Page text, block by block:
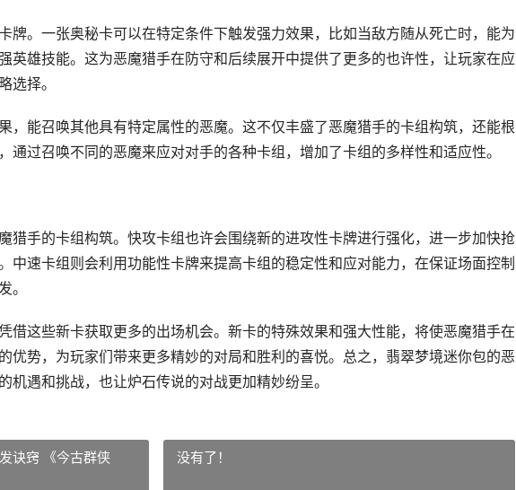
牌。一张奥秘卡可以在特定条件下触发强力效果，比如当敌方随从死亡时，能为
英雄技能。这为恶魔猎手在防守和后续展开中提供了更多的也许性，让玩家在应
选择。
，能召唤其他具有特定属性的恶魔。这不仅丰盛了恶魔猎手的卡组构筑，还能根
通过召唤不同的恶魔来应对对手的各种卡组，增加了卡组的多样性和适应性。
猎手的卡组构筑。快攻卡组也许会围绕新的进攻性卡牌进行强化，进一步加快抢
中速卡组则会利用功能性卡牌来提高卡组的稳定性和应对能力，在保证场面控制
。
借这些新卡获取更多的出场机会。新卡的特殊效果和强大性能，将使恶魔猎手在
优势，为玩家们带来更多精妙的对局和胜利的喜悦。总之，翡翠梦境迷你包的恶
机遇和挑战，也让炉石传说的对战更加精妙纷呈。
诀窍 《今古群侠
没有了！